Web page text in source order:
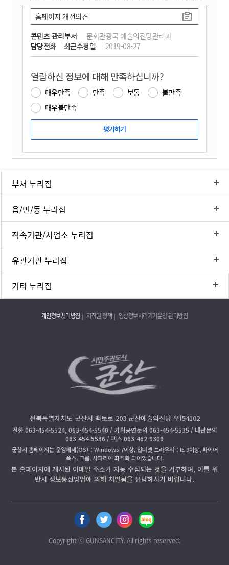
콘텐츠 관리부서
문화관광국 예술의전당관리과
담당전화
최근수정일 2019-08-27
홈페이지 개선의견
열람하신 정보에 대해 만족하십니까?
매우만족 만족 보통
불만족
매우불만족
부서 누리집
읍/면/동 누리집
직속기관/사업소 누리집
유관기관 누리집
기타 누리집
개인정보처리방침 저작권 정책 영상정보처리기기운영·관리방침
전북특별자치도 군산시 백토로 203 군산예술의전당 우)54102
전화 063-454-5524, 063-454-5540 / 기획공연문의 063-454-5535 / 대관문의
063-454-5536 / 팩스 063-462-9309
군산시 홈페이지는 운영체제(OS)：Windows 7이상, 인터넷 브라우저：IE 9이상, 파이어
폭스, 크롬, 사파리에 최적화 되어있습니다.
본 홈페이지에 게시된 이메일 주소가 자동 수집되는 것을 거부하며, 이를 위
반시 정보통신망법에 의해 처벌됨을 유념하시기 바랍니다.
페
이
스
트
위
터
인
스
타
블
로
그
Copyright ⓒ GUNSANCITY. All rights reserved.